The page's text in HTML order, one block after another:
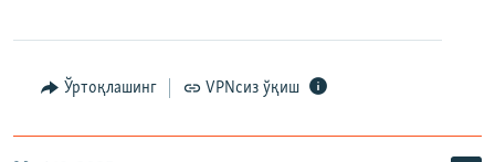
Ўртоқлашинг VPNсиз ўқиш